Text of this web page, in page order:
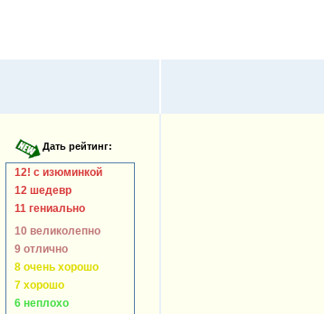
12! с изюминкой
12 шедевр
11 гениально
10 великолепно
9 отлично
8 очень хорошо
7 хорошо
6 неплохо